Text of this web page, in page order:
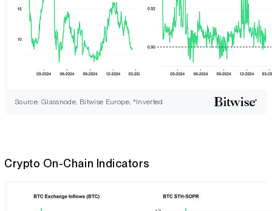
Source: Glassnode, Bitwise Europe; *Inverted
Crypto On-Chain Indicators